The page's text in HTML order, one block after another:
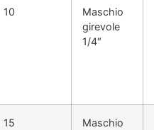
10
Maschio
girevole
1/4″
15
Maschio